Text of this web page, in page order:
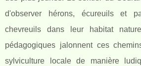
d'observer hérons, écureuils et
chevreuils dans leur habitat
pédagogiques jalonnent ces
sylviculture locale de manière